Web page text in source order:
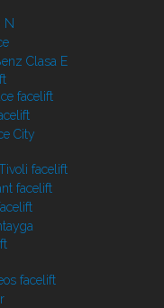
N
Clasa E
facelift
City
facelift
facelift
facelift